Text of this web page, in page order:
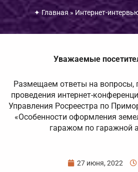
✦ Главная» Интернет-
Уважаемые
Размещаем ответы на вопросы,
проведения интернет-
Управления Росреестра по
«Особенности оформления
гаражом по гаражной
27 июня, 2022